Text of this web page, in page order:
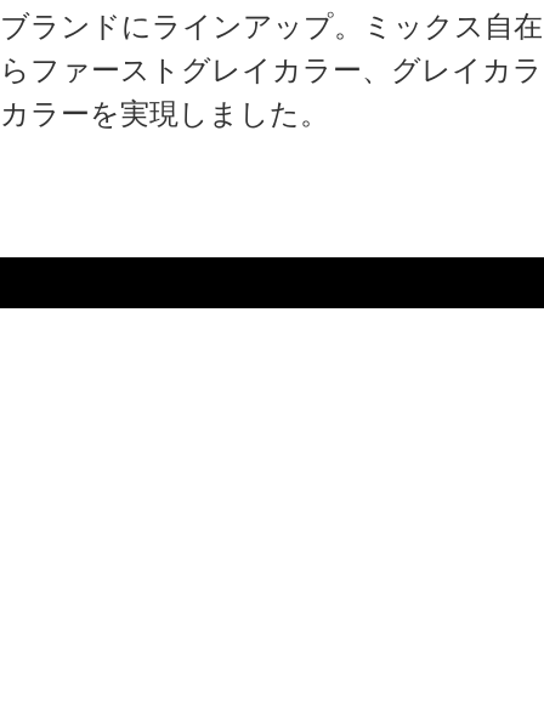
ブランドにラインアップ。ミックス自
らファーストグレイカラー、グレイカ
カラーを実現しました。